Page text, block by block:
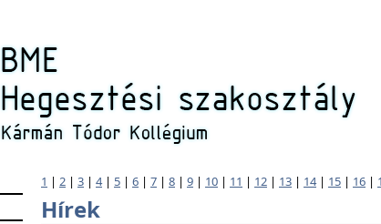
1 | 2 | 3 | 4| 5 | 6 | 7 | 8 | 9 | 10 | 11 | 12 | 13 | 14| 15 | 16 |
Hírek